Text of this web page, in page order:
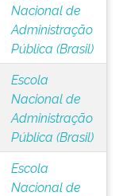
Nacional de
Administração
Pública (Brasil)
Escola
Nacional de
Administração
Pública (Brasil)
Escola
Nacional de